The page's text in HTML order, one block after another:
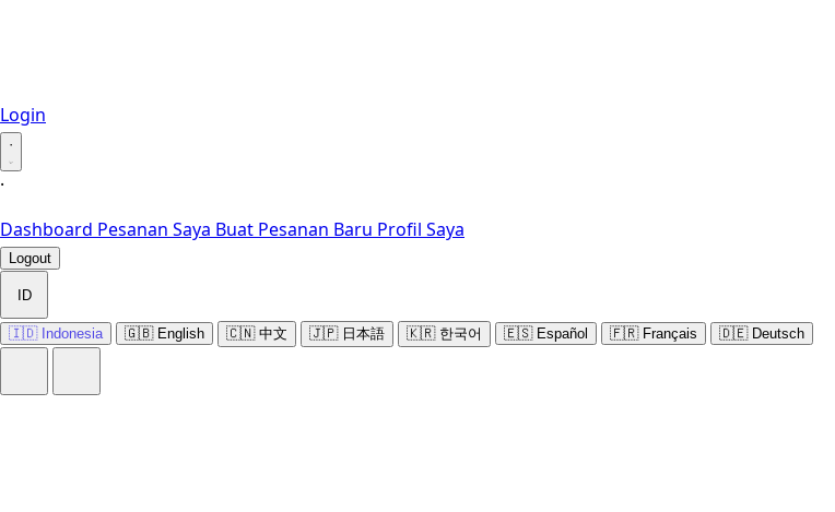
Login
·
·
Dashboard Pesanan Saya Buat Pesanan Baru Profil Saya
Logout
ID
🇮🇩 Indonesia 🇬🇧 English 🇨🇳 中文 🇯🇵 日本語 🇰🇷 한국어 🇪🇸 Español 🇫🇷 Français 🇩🇪 Deutsch